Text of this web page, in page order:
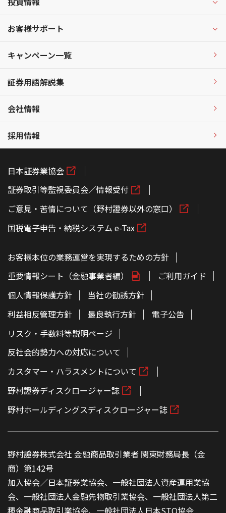
お客様サポート
キャンペーン一覧
証券用語解説集
会社情報
採用情報
日本証券業協会
証券取引等監視委員会／情報受付
ご意見・苦情について（野村證券以外の窓口）
国税電子申告・納税システム e-Tax
お客様本位の業務運営を実現するための方針
重要情報シート（金融事業者編）
ご利用ガイド
個人情報保護方針
当社の勧誘方針
利益相反管理方針
最良執行方針
電子公告
リスク・手数料等説明ページ
反社会的勢力への対応について
カスタマー・ハラスメントについて
野村證券ディスクロージャー誌
野村ホールディングスディスクロージャー誌
野村證券株式会社 金融商品取引業者 関東財務局長（金
商）第142号
加入協会／日本証券業協会、一般社団法人資産運用業協
会、一般社団法人金融先物取引業協会、一般社団法人第二